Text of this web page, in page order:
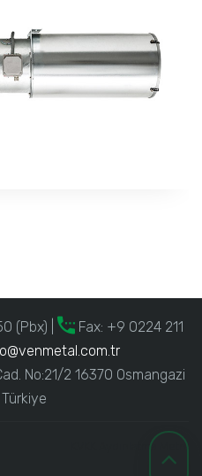
(Pbx)
Fax: +9 0224 211
No:21/2 16370 Osmangazi
KVKK Aydınlatma Metni